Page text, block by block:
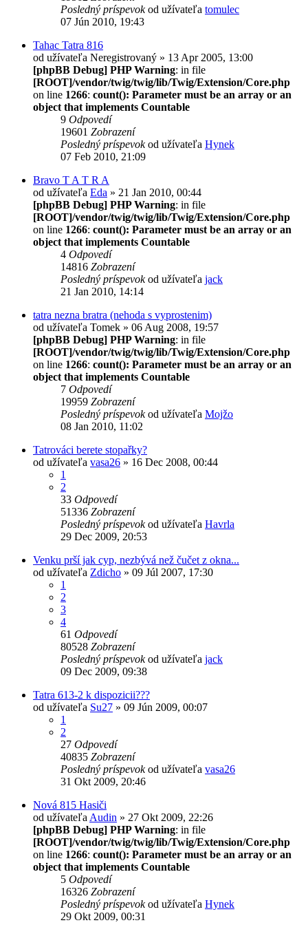
Posledný príspevokod užívateľa tomulec
07 Jún 2010, 19:43
Tahac Tatra 816
od užívateľa Neregistrovaný » 13 Apr 2005, 13:00
[phpBB Debug] PHP Warning: in file
[ROOT]/vendor/twig/twig/lib/Twig/Extension/Core.php
on line 1266: count(): Parameter must be an array or an
object that implements Countable
9 Odpovedí
19601 Zobrazení
Posledný príspevokod užívateľa Hynek
07 Feb 2010, 21:09
Bravo T A T R A
od užívateľa Eda » 21 Jan 2010, 00:44
[phpBB Debug] PHP Warning: in file
[ROOT]/vendor/twig/twig/lib/Twig/Extension/Core.php
on line 1266: count(): Parameter must be an array or an
object that implements Countable
4 Odpovedí
14816 Zobrazení
Posledný príspevokod užívateľa jack
21 Jan 2010, 14:14
tatra nezna bratra (nehoda s vyprostenim)
od užívateľa Tomek » 06 Aug 2008, 19:57
[phpBB Debug] PHP Warning: in file
[ROOT]/vendor/twig/twig/lib/Twig/Extension/Core.php
on line 1266: count(): Parameter must be an array or an
object that implements Countable
7 Odpovedí
19959 Zobrazení
Posledný príspevokod užívateľa Mojžo
08 Jan 2010, 11:02
Tatrováci berete stopařky?
od užívateľa vasa26 » 16 Dec 2008, 00:44
1
2
33 Odpovedí
51336 Zobrazení
Posledný príspevokod užívateľa Havrla
29 Dec 2009, 20:53
Venku prší jak cyp, nezbývá než čučet z okna...
od užívateľa Zdicho » 09 Júl 2007, 17:30
1
2
3
4
61 Odpovedí
80528 Zobrazení
Posledný príspevokod užívateľa jack
09 Dec 2009, 09:38
Tatra 613-2 k dispozicii???
od užívateľa Su27 » 09 Jún 2009, 00:07
1
2
27 Odpovedí
40835 Zobrazení
Posledný príspevokod užívateľa vasa26
31 Okt 2009, 20:46
Nová 815 Hasiči
od užívateľa Audin » 27 Okt 2009, 22:26
[phpBB Debug] PHP Warning: in file
[ROOT]/vendor/twig/twig/lib/Twig/Extension/Core.php
on line 1266: count(): Parameter must be an array or an
object that implements Countable
5 Odpovedí
16326 Zobrazení
Posledný príspevokod užívateľa Hynek
29 Okt 2009, 00:31